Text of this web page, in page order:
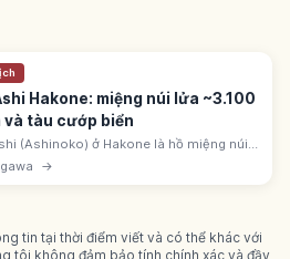
Hakone: miệng núi lửa ~3.100
và tàu cướp biển
(Ashinoko) ở Hakone là hồ miệng núi
năm trước. Cao ~724m, chu vi
Tàu cướp biển Queen Ashinoko, Royal
→
tin tại thời điểm viết và có thể khác với
tôi không đảm bảo tính chính xác và đầy